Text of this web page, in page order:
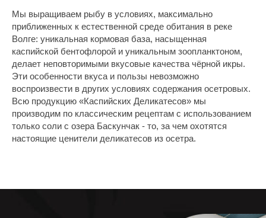
Мы выращиваем рыбу в условиях, максимально
приближенных к естественной среде обитания в реке
Волге: уникальная кормовая база, насыщенная
каспийской бентофлорой и уникальным зоопланктоном,
делает неповторимыми вкусовые качества чёрной икры.
Эти особенности вкуса и пользы невозможно
воспроизвести в других условиях содержания осетровых.
Всю продукцию «Каспийских Деликатесов» мы
производим по классическим рецептам с использованием
только соли с озера Баскунчак - то, за чем охотятся
настоящие ценители деликатесов из осетра.
первую банку икры, которую приготовил
сам, и те бесконечные марлевые тюки с
паюсом, развешанные в огороде, и
забитые «Крупскими» банками морозилки
– останутся в моей памяти навсегда.
Тогда, много лет назад, мальчишкой, я
даже не думал и не представлял, что
дело моей жизни будет связано с
производством чёрной икры и рыбных
деликатесов.
Мой родной край – поистине уникальный.
в 15 километрах от Каспия, вверх по